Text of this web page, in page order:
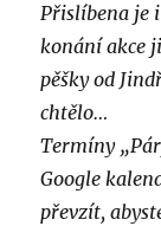
Přislíbena je
konání akce
pěšky od
chtělo…
Termíny
Google
převzít,